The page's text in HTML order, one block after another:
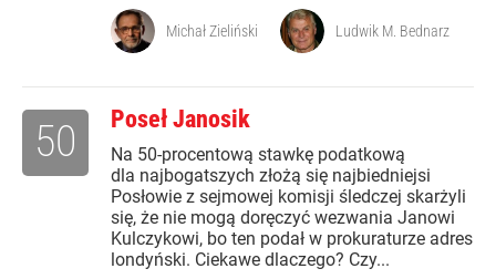
Michał Zieliński Ludwik M. Bednarz
Poseł Janosik
Na 50-procentową stawkę podatkową
dla najbogatszych złożą się najbiedniejsi
Posłowie z sejmowej komisji śledczej skarżyli
się, że nie mogą doręczyć wezwania Janowi
Kulczykowi, bo ten podał w prokuraturze adres
londyński. Ciekawe dlaczego? Czy...
50